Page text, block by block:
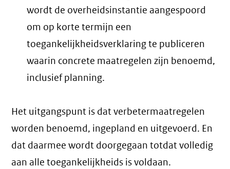
wordt de overheidsinstantie aangespoord
om op korte termijn een
toegankelijkheidsverklaring te publiceren
waarin concrete maatregelen zijn benoemd,
inclusief planning.
Het uitgangspunt is dat verbetermaatregelen
worden benoemd, ingepland en uitgevoerd. En
dat daarmee wordt doorgegaan totdat volledig
aan alle toegankelijkheids is voldaan.